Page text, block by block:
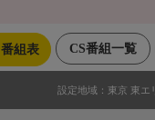
CS番組一覧
番組表
設定地域： 東京 東エ